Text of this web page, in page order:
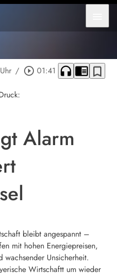
/ play_circle_outline 01:41 headphones chrome_reader_mode bookmark_border
Alarm
bleibt angespannt –
mit hohen Energiepreisen,
wachsender Unsicherheit.
Wirtschaftt um wieder